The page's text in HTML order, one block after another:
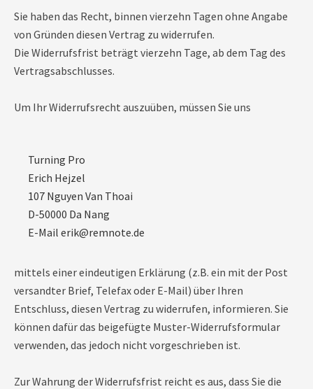
Sie haben das Recht, binnen vierzehn Tagen ohne Angabe
von Gründen diesen Vertrag zu widerrufen.
Die Widerrufsfrist beträgt vierzehn Tage, ab dem Tag des
Vertragsabschlusses.
Um Ihr Widerrufsrecht auszuüben, müssen Sie uns
Turning Pro
Erich Hejzel
107 Nguyen Van Thoai
D-50000 Da Nang
E-Mail erik@remnote.de
mittels einer eindeutigen Erklärung (z.B. ein mit der Post
versandter Brief, Telefax oder E-Mail) über Ihren
Entschluss, diesen Vertrag zu widerrufen, informieren. Sie
können dafür das beigefügte Muster-Widerrufsformular
verwenden, das jedoch nicht vorgeschrieben ist.
Zur Wahrung der Widerrufsfrist reicht es aus, dass Sie die